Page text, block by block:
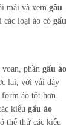
mái và xemgấu
các loại áo cógấu
voan, phầngấu áo
lại, với vải dày
form áo tốt hơn.
kiểugấu áo
thể thử các kiểu